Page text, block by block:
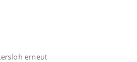
erneut